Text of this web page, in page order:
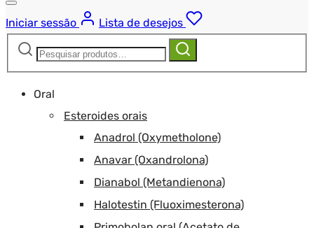
Iniciar sessão
Lista de desejos
Pesquisar
Pesquisa
Oral
Esteroides orais
Anadrol (Oxymetholone)
Anavar (Oxandrolona)
Dianabol (Metandienona)
Halotestin (Fluoximesterona)